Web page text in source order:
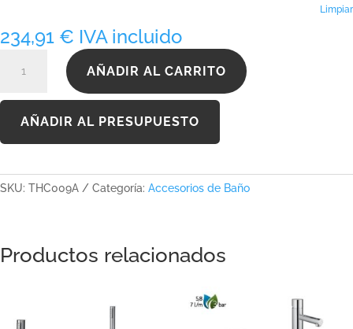
Limpiar
234,91 € IVA incluido
cantidad
AÑADIR AL CARRITO
AÑADIR AL PRESUPUESTO
SKU: THC009A Categoría: Accesorios de Baño
Productos relacionados